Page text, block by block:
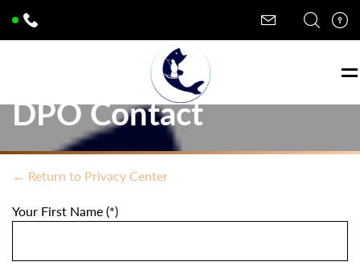
DPO Contact
← Return to Privacy Center
Your First Name (*)